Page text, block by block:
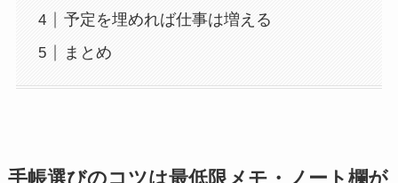
予定を埋めれば仕事は増える
まとめ
手帳選びのコツは最低限メモ・ノート欄が